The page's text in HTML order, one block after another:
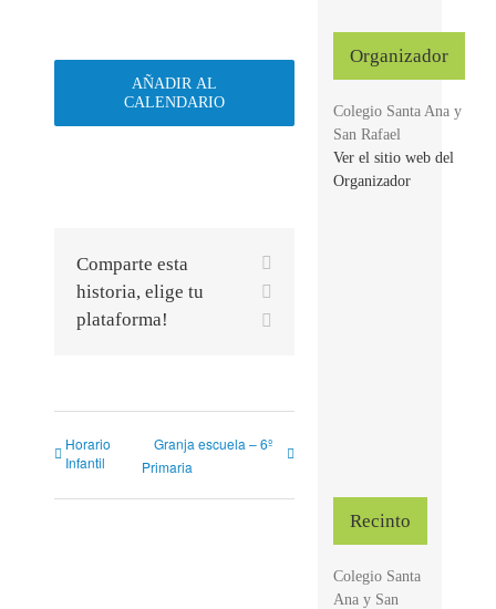
AÑADIR AL
CALENDARIO
Comparte esta
historia, elige tu
plataforma!
Horario
Infantil
Granja escuela – 6º
Primaria
Organizador
Colegio Santa Ana y
San Rafael
Ver el sitio web del
Organizador
Recinto
Colegio Santa
Ana y San